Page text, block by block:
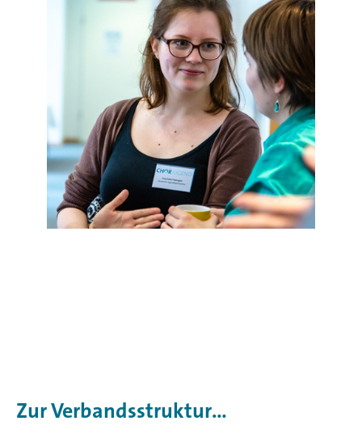
Zur Verbandsstruktur…